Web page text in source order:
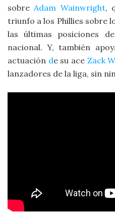
sobre Adam Wainwright,
triunfo a los Phillies sobre
las últimas posiciones
nacional. Y, también
actuación de su ace Zack
lanzadores de la liga, sin